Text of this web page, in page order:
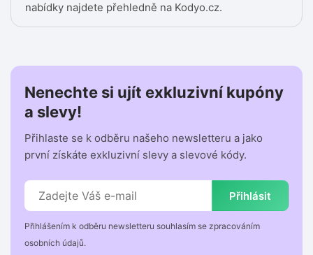
nabídky najdete přehledně na Kodyo.cz.
Nenechte si ujít exkluzivní kupóny
a slevy!
Přihlaste se k odběru našeho newsletteru a jako
první získáte exkluzivní slevy a slevové kódy.
Přihlásit
Přihlášením k odběru newsletteru souhlasím se zpracováním
osobních údajů.